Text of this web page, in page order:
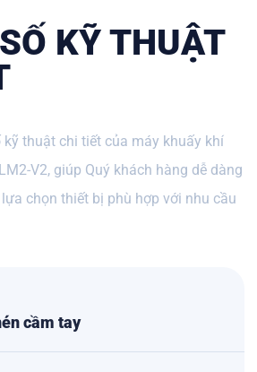
KỸ THUẬT
thuật chi tiết của máy khuấy khí
V2, giúp Quý khách hàng dễ dàng
chọn thiết bị phù hợp với nhu cầu
cầm tay